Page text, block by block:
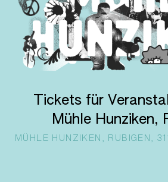
Tickets für
Mühle Hunziken,
MÜHLE HUNZIKEN, RUBIGEN,